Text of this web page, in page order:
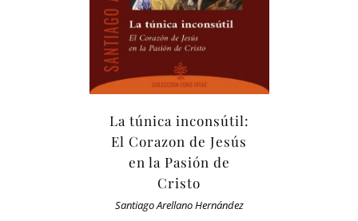
La túnica inconsútil:
El Corazon de Jesús
en la Pasión de
Cristo
Santiago Arellano Hernández